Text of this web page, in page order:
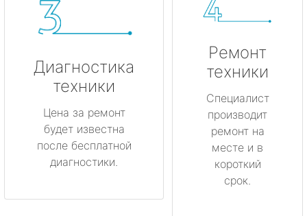
Диагностика
техники
Цена за ремонт
будет известна
после бесплатной
диагностики.
Ремонт
техники
Специалист
производит
ремонт на
месте и в
короткий
срок.